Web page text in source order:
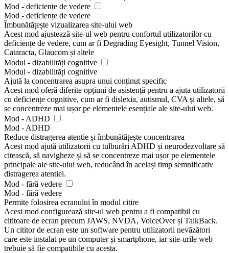
Mod - deficiențe de vedere
Mod - deficiențe de vedere
Îmbunătățește vizualizarea site-ului web
Acest mod ajustează site-ul web pentru confortul utilizatorilor cu
deficiențe de vedere, cum ar fi Degrading Eyesight, Tunnel Vision,
Cataracta, Glaucom și altele
Modul - dizabilități cognitive
Modul - dizabilități cognitive
Ajută la concentrarea asupra unui conținut specific
Acest mod oferă diferite opțiuni de asistență pentru a ajuta utilizatorii
cu deficiențe cognitive, cum ar fi dislexia, autismul, CVA și altele, să
se concentreze mai ușor pe elementele esențiale ale site-ului web.
Mod - ADHD
Mod - ADHD
Reduce distragerea atentie și îmbunătățește concentrarea
Acest mod ajută utilizatorii cu tulburări ADHD și neurodezvoltare să
citească, să navigheze și să se concentreze mai ușor pe elementele
principale ale site-ului web, reducând în același timp semnificativ
distragerea atentiei.
Mod - fără vedere
Mod - fără vedere
Permite folosirea ecranului în modul citire
Acest mod configurează site-ul web pentru a fi compatibil cu
cititoare de ecran precum JAWS, NVDA, VoiceOver și TalkBack.
Un cititor de ecran este un software pentru utilizatorii nevăzători
care este instalat pe un computer și smartphone, iar site-urile web
trebuie să fie compatibile cu acesta.